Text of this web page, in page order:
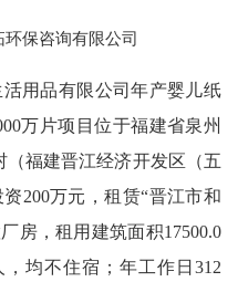
保咨询有限公司
用品有限公司年产婴儿纸
万片项目位于福建省泉州
福建晋江经济开发区（五
200万元，租赁“晋江市和
房，租用建筑面积17500.0
均不住宿；年工作日312